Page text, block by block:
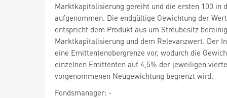
Marktkapitalisierung gereiht und die ersten 100 in
aufgenommen. Die endgültige Gewichtung der
entspricht dem Produkt aus um Streubesitz
Marktkapitalisierung und dem Relevanzwert. Der
eine Emittentenobergrenze vor, wodurch die
einzelnen Emittenten auf 4,5% der jeweiligen
vorgenommenen Neugewichtung begrenzt wird.
Fondsmanager: -